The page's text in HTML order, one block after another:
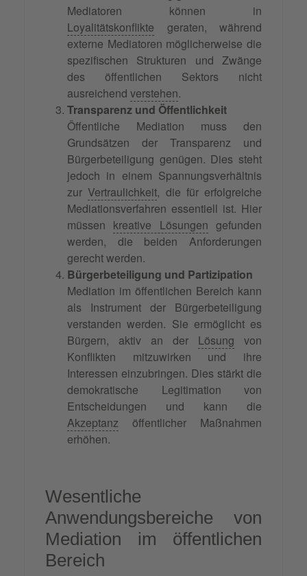
Mediatoren können in
Loyalitätskonflikte geraten, während
externe Mediatoren möglicherweise die
spezifischen Strukturen und Zwänge
des öffentlichen Sektors nicht
ausreichend verstehen.
Transparenz und Öffentlichkeit
Öffentliche Mediation muss den
Grundsätzen der Transparenz und
Bürgerbeteiligung genügen. Dies steht
jedoch in einem Spannungsverhältnis
zur Vertraulichkeit, die für erfolgreiche
Mediationsverfahren essentiell ist. Hier
müssen kreative Lösungen gefunden
werden, die beiden Anforderungen
gerecht werden.
Bürgerbeteiligung und Partizipation
Mediation im öffentlichen Bereich kann
als Instrument der Bürgerbeteiligung
verstanden werden. Sie ermöglicht es
Bürgern, aktiv an der Lösung von
Konflikten mitzuwirken und ihre
Interessen einzubringen. Dies stärkt die
demokratische Legitimation von
Entscheidungen und kann die
Akzeptanz öffentlicher Maßnahmen
erhöhen.
Wesentliche
Anwendungsbereiche von
Mediation im öffentlichen
Bereich